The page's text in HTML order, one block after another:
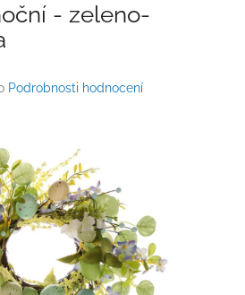
- zeleno-
Podrobnosti hodnocení